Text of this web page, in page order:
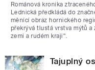
Románová kronika
Lednická předkládá do
měnící obraz hornického
překrývá tlustá vrstva mýtů
zemi a rudém kraji“.
Tajuplný